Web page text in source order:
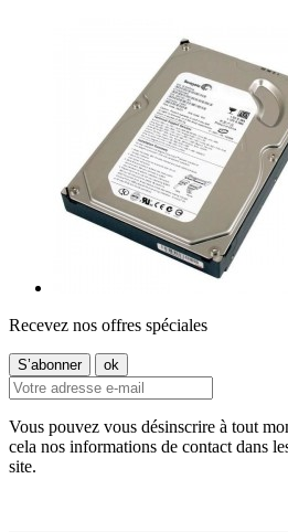
Recevez nos offres spéciales
Vous pouvez vous désinscrire à tout
cela nos informations de contact dans
site.